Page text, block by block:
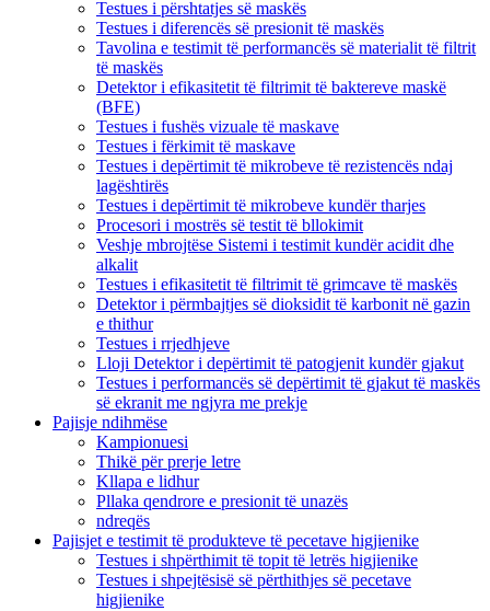
Testues i përshtatjes së maskës
Testues i diferencës së presionit të maskës
Tavolina e testimit të performancës së materialit të filtrit
të maskës
Detektor i efikasitetit të filtrimit të baktereve maskë
(BFE)
Testues i fushës vizuale të maskave
Testues i fërkimit të maskave
Testues i depërtimit të mikrobeve të rezistencës ndaj
lagështirës
Testues i depërtimit të mikrobeve kundër tharjes
Procesori i mostrës së testit të bllokimit
Veshje mbrojtëse Sistemi i testimit kundër acidit dhe
alkalit
Testues i efikasitetit të filtrimit të grimcave të maskës
Detektor i përmbajtjes së dioksidit të karbonit në gazin
e thithur
Testues i rrjedhjeve
Lloji Detektor i depërtimit të patogjenit kundër gjakut
Testues i performancës së depërtimit të gjakut të maskës
së ekranit me ngjyra me prekje
Pajisje ndihmëse
Kampionuesi
Thikë për prerje letre
Kllapa e lidhur
Pllaka qendrore e presionit të unazës
ndreqës
Pajisjet e testimit të produkteve të pecetave higjienike
Testues i shpërthimit të topit të letrës higjienike
Testues i shpejtësisë së përthithjes së pecetave
higjienike